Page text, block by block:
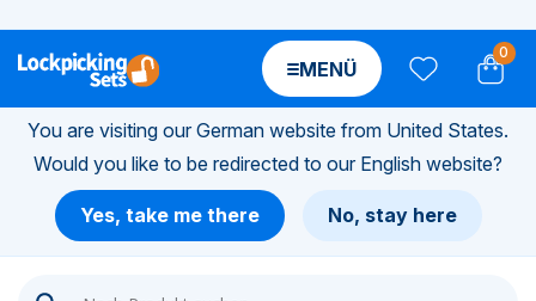
0
MENÜ
You are visiting our German website from United States.
Would you like to be redirected to our English website?
Yes, take me there No, stay here